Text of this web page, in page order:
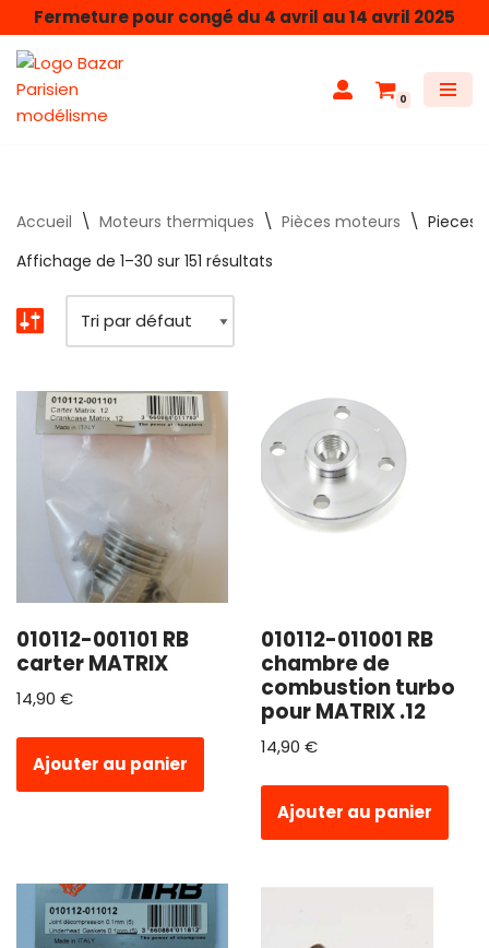
Aller
au
contenu
Fermeture pour congé du 4 avril au 14 avril 2025
0
Accueil \ Moteurs thermiques \ Pièces moteurs \ Pieces
Affichage de 1–30 sur 151 résultats
010112-001101 RB
carter MATRIX
14,90 €
Ajouter au panier
010112-011001 RB
chambre de
combustion turbo
pour MATRIX .12
14,90 €
Ajouter au panier